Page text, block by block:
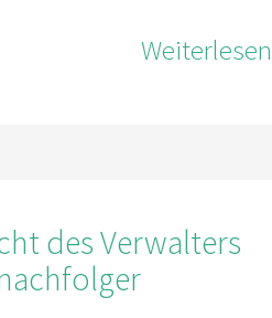
Weiterlesen
des Verwalters